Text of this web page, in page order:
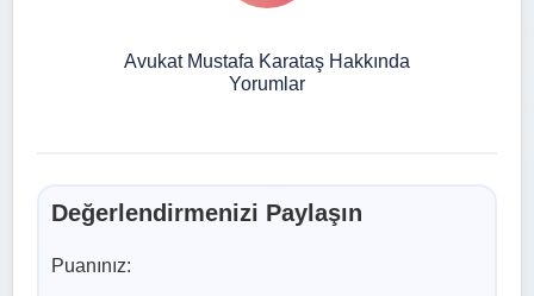
Avukat Mustafa Karataş Hakkında
Yorumlar
Değerlendirmenizi Paylaşın
Puanınız: